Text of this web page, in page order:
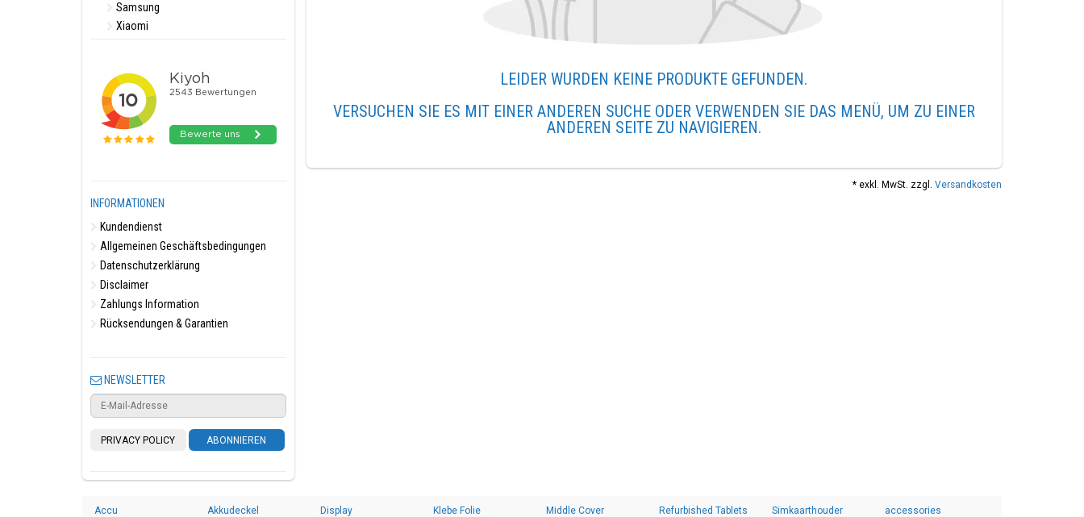
Samsung
Xiaomi
INFORMATIONEN
Kundendienst
Allgemeinen Geschäftsbedingungen
Datenschutzerklärung
Disclaimer
Zahlungs Information
Rücksendungen & Garantien
NEWSLETTER
PRIVACY POLICY ABONNIEREN
LEIDER WURDEN KEINE PRODUKTE GEFUNDEN.
VERSUCHEN SIE ES MIT EINER ANDEREN SUCHE ODER VERWENDEN SIE DAS MENÜ, UM ZU EINER
ANDEREN SEITE ZU NAVIGIEREN.
* exkl. MwSt. zzgl. Versandkosten
Accu
Akkudeckel
Display
Klebe Folie
Middle Cover
Refurbished Tablets
Simkaarthouder
accessories